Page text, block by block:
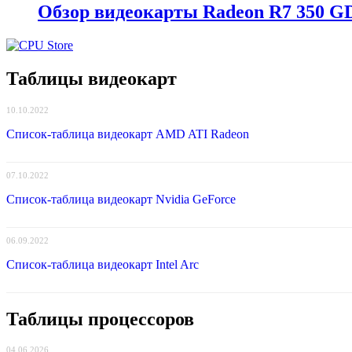
Обзор видеокарты Radeon R7 350
Таблицы видеокарт
10.10.2022
Список-таблица видеокарт AMD ATI Radeon
07.10.2022
Список-таблица видеокарт Nvidia GeForce
06.09.2022
Список-таблица видеокарт Intel Arc
Таблицы процессоров
04.06.2026